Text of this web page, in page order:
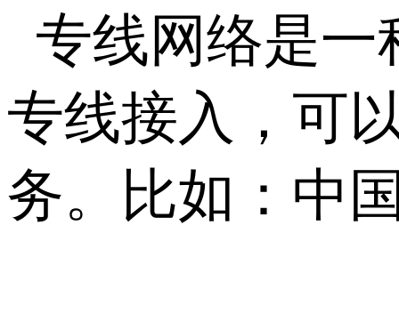
专线网络是一
专线接入，可
务。比如：中